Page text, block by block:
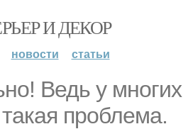
И ДЕКОР
новости статьи
Ведь у многих
проблема.